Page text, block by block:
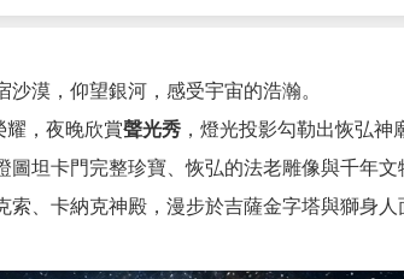
漠，仰望銀河，感受宇宙的浩瀚。
耀，夜晚欣賞聲光秀 ，燈光投影勾勒出恢弘神
坦卡門完整珍寶、恢弘的法老雕像與千年文
、卡納克神殿，漫步於吉薩金字塔與獅身人